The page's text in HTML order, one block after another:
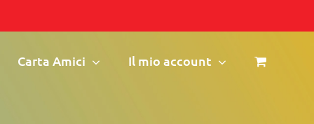
Carta Amici Il mio account